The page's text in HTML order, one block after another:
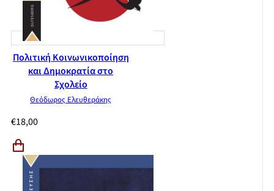
Πολιτική Κοινωνικοποίηση
και Δημοκρατία στο
Σχολείο
Θεόδωρος Ελευθεράκης
€18,00